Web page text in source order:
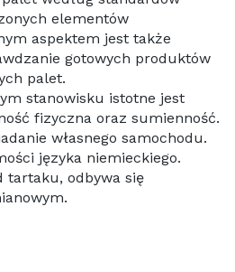
elementów
aspektem jest także
gotowych produktów
palet.
stanowisku istotne jest
fizyczna oraz sumienność.
własnego samochodu.
języka niemieckiego.
tartaku, odbywa się